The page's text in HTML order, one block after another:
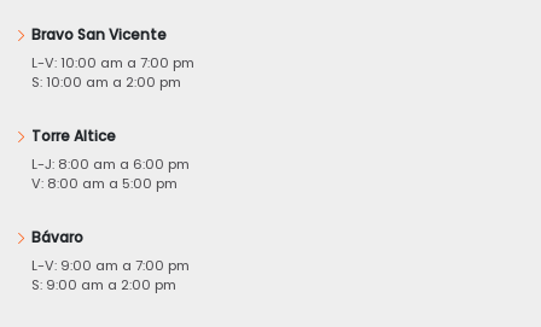
Bravo San Vicente
L-V: 10:00 am a 7:00 pm
S: 10:00 am a 2:00 pm
Torre Altice
L-J: 8:00 am a 6:00 pm
V: 8:00 am a 5:00 pm
Bávaro
L-V: 9:00 am a 7:00 pm
S: 9:00 am a 2:00 pm